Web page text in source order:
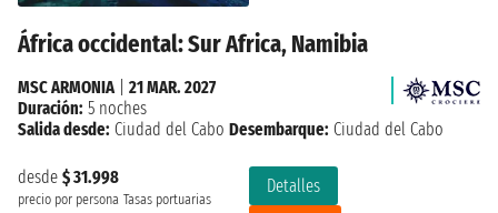
África occidental: Sur Africa, Namibia
desde $ 31.998
precio por persona Tasas portuarias
Detalles
MSC ARMONIA| 21 MAR. 2027
Duración: 5 noches
Salida desde: Ciudad del Cabo Desembarque: Ciudad del Cabo